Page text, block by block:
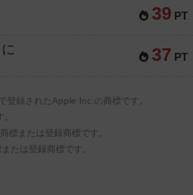
39 PT
37 PT
登録されたApple Inc.の商標です。
標または登録商標です。
たは登録商標です。